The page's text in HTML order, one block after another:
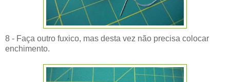
8 - Faça outro fuxico, mas desta vez não precisa colocar
enchimento.